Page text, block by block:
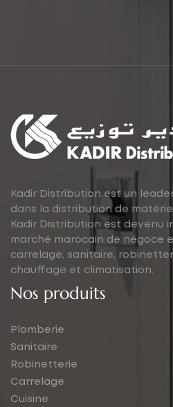
Kadir Distribution est un
dans la distribution de
Kadir Distribution est devenu
marché marocain de négoce
carrelage, sanitaire,
chauffage et climatisation.
Nos produits
Plomberie
Sanitaire
Robinetterie
Carrelage
Cuisine